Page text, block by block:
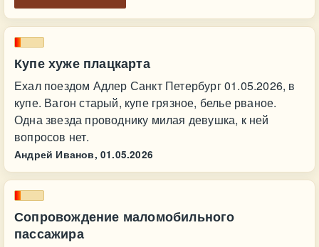
Купе хуже плацкарта
Ехал поездом Адлер Санкт Петербург 01.05.2026, в
купе. Вагон старый, купе грязное, белье рваное.
Одна звезда проводнику милая девушка, к ней
вопросов нет.
Андрей Иванов, 01.05.2026
Сопровождение маломобильного
пассажира